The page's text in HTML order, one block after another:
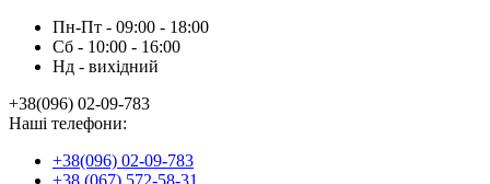
Пн-Пт - 09:00 - 18:00
Сб - 10:00 - 16:00
Нд - вихiдний
+38(096) 02-09-783
Наші телефони:
+38(096) 02-09-783
+38 (067) 572-58-31